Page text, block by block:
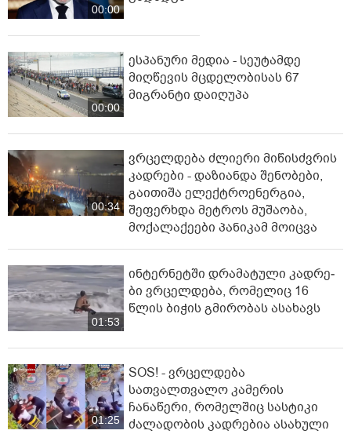
00:00
00:00
ესპანური მედია - სეუტამდე
მიღწევის მცდელობისას 67
მიგრანტი დაიღუპა
00:34
ვრცელდება ძლიერი მიწისძვრის
კადრები - დაზიანდა შენობები,
გაითიშა ელექტროენერგია,
შეფერხდა მეტროს მუშაობა,
მოქალაქეები პანიკამ მოიცვა
01:53
ინ­ტერ­ნეტ­ში დრა­მა­ტუ­ლი კად­რე­
ბი ვრცელდება, რომელიც 16
წლის ბიჭის გმირობას ასახავს
01:25
SOS! - ვრცელდება
სათვალთვალო კამერის
ჩანაწერი, რომელშიც სასტიკი
ძალადობის კადრებია ასახული